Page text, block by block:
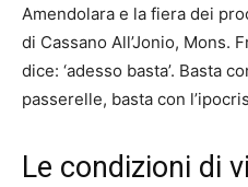
Amendolara e la fiera dei
di Cassano All’Jonio, Mons.
dice: ‘adesso basta’. Basta
passerelle, basta con
Le condizioni di